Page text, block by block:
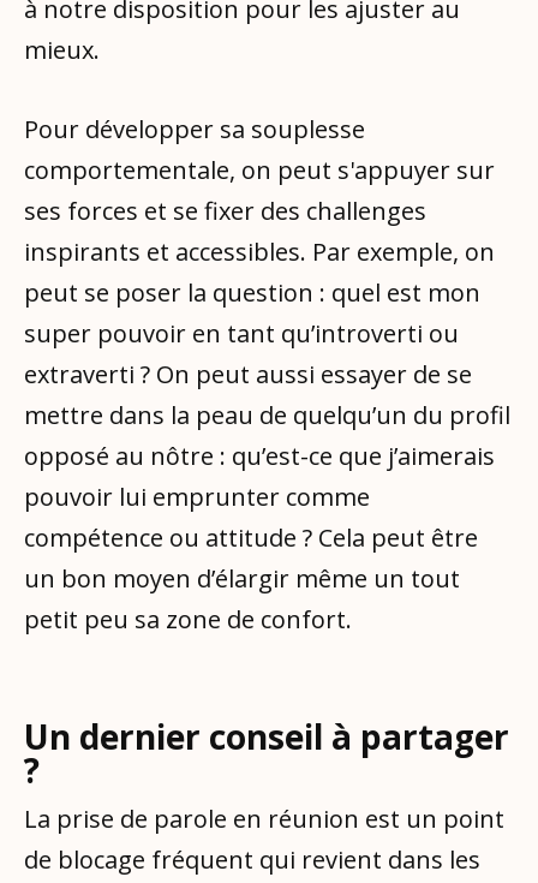
à notre disposition pour les ajuster au
mieux.
Pour développer sa souplesse
comportementale, on peut s'appuyer sur
ses forces et se fixer des challenges
inspirants et accessibles. Par exemple, on
peut se poser la question : quel est mon
super pouvoir en tant qu’introverti ou
extraverti ? On peut aussi essayer de se
mettre dans la peau de quelqu’un du profil
opposé au nôtre : qu’est-ce que j’aimerais
pouvoir lui emprunter comme
compétence ou attitude ? Cela peut être
un bon moyen d’élargir même un tout
petit peu sa zone de confort.
Un dernier conseil à partager
?
La prise de parole en réunion est un point
de blocage fréquent qui revient dans les